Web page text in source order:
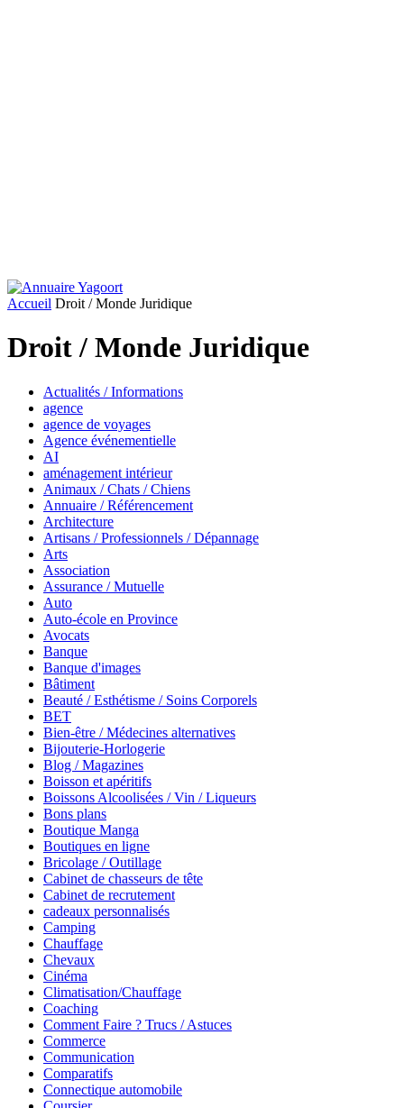
Accueil Droit / Monde Juridique
Droit / Monde Juridique
Actualités / Informations
agence
agence de voyages
Agence événementielle
AI
aménagement intérieur
Animaux / Chats / Chiens
Annuaire / Référencement
Architecture
Artisans / Professionnels / Dépannage
Arts
Association
Assurance / Mutuelle
Auto
Auto-école en Province
Avocats
Banque
Banque d'images
Bâtiment
Beauté / Esthétisme / Soins Corporels
BET
Bien-être / Médecines alternatives
Bijouterie-Horlogerie
Blog / Magazines
Boisson et apéritifs
Boissons Alcoolisées / Vin / Liqueurs
Bons plans
Boutique Manga
Boutiques en ligne
Bricolage / Outillage
Cabinet de chasseurs de tête
Cabinet de recrutement
cadeaux personnalisés
Camping
Chauffage
Chevaux
Cinéma
Climatisation/Chauffage
Coaching
Comment Faire ? Trucs / Astuces
Commerce
Communication
Comparatifs
Connectique automobile